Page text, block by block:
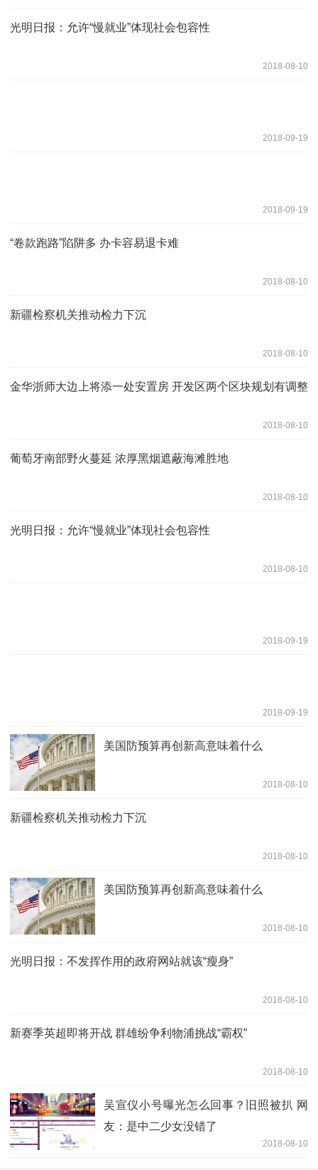
光明日报：允许“慢就业”体现社会包容性
2018-08-10
2018-09-19
2018-09-19
“卷款跑路”陷阱多 办卡容易退卡难
2018-08-10
新疆检察机关推动检力下沉
2018-08-10
金华浙师大边上将添一处安置房 开发区两个区块规划有调整
2018-08-10
葡萄牙南部野火蔓延 浓厚黑烟遮蔽海滩胜地
2018-08-10
光明日报：允许“慢就业”体现社会包容性
2018-08-10
2018-09-19
2018-09-19
美国防预算再创新高意味着什么
2018-08-10
新疆检察机关推动检力下沉
2018-08-10
美国防预算再创新高意味着什么
2018-08-10
光明日报：不发挥作用的政府网站就该“瘦身”
2018-08-10
新赛季英超即将开战 群雄纷争利物浦挑战“霸权”
2018-08-10
吴宣仪小号曝光怎么回事？旧照被扒 网
友：是中二少女没错了
2018-08-10